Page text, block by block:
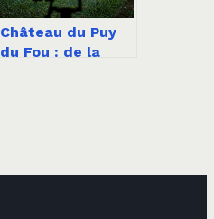
Château du Puy
du Fou : de la